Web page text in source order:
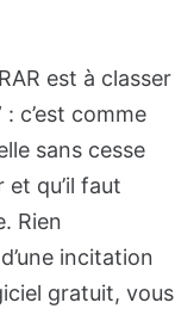
est à classer
c’est comme
sans cesse
et qu’il faut
Rien
incitation
gratuit, vous